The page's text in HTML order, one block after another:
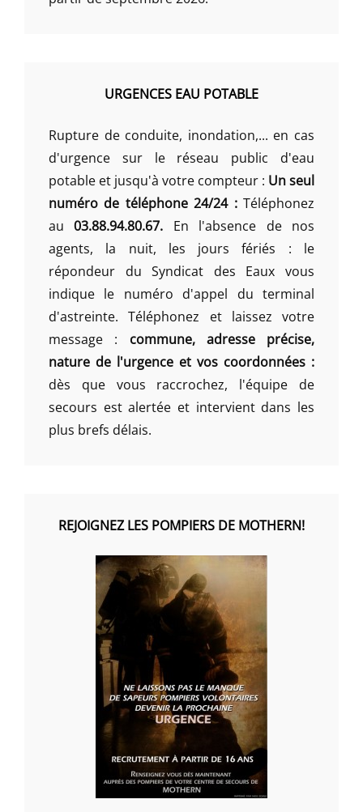
URGENCES EAU POTABLE
Rupture de conduite, inondation,... en cas
d'urgence sur le réseau public d'eau
potable et jusqu'à votre compteur : Un seul
numéro de téléphone 24/24 :Téléphonez
au03.88.94.80.67. En l'absence de nos
agents, la nuit, les jours fériés : le
répondeur du Syndicat des Eaux vous
indique le numéro d'appel du terminal
d'astreinte. Téléphonez et laissez votre
message : commune, adresse précise,
nature de l'urgence et vos coordonnées :
dès que vous raccrochez, l'équipe de
secours est alertée et intervient dans les
plus brefs délais.
REJOIGNEZ LES POMPIERS DE MOTHERN!